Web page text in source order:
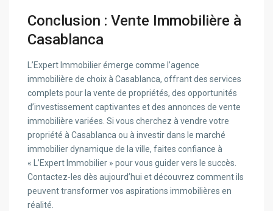
Conclusion :Vente Immobilière à
Casablanca
L’Expert Immobilier émerge comme l’agence
immobilière de choix à Casablanca, offrant des services
complets pour la vente de propriétés, des opportunités
d’investissement captivantes et des annonces de vente
immobilière variées. Si vous cherchez à vendre votre
propriété à Casablanca ou à investir dans le marché
immobilier dynamique de la ville, faites confiance à
« L’Expert Immobilier » pour vous guider vers le succès.
Contactez-les dès aujourd’hui et découvrez comment ils
peuvent transformer vos aspirations immobilières en
réalité.